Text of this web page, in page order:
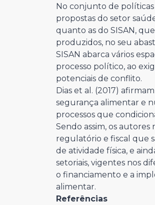
No conjunto de políticas
propostas do setor
quanto as do SISAN,
produzidos, no seu
SISAN abarca vários
processo político, ao
potenciais de conflito.
Dias et al. (2017)
segurança alimentar e
processos que
Sendo assim, os
regulatório e fiscal que
de atividade física, e
setoriais, vigentes nos
o financiamento e a
alimentar.
Referências